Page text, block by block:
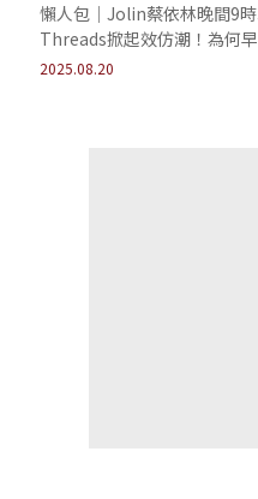
懶人包｜Jolin蔡依林晚間9
Threads掀起效仿潮！為何
是早睡關鍵！
2025.08.20